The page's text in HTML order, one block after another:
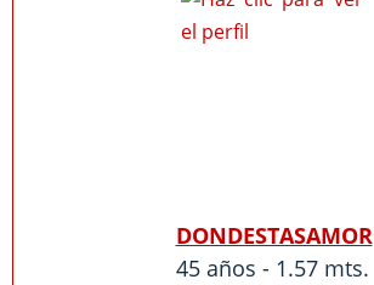
DONDESTASAMOR
45 años - 1.57 mts.